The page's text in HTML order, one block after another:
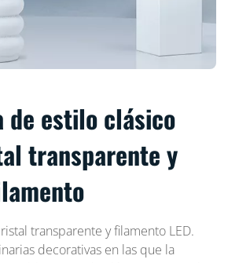
de estilo clásico
transparente y
transparente y filamento LED.
decorativas en las que la